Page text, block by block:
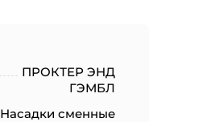
ПРОКТЕР ЭНД
ГЭМБЛ
Насадки сменные